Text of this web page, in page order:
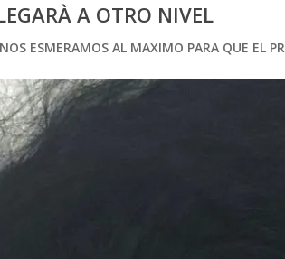
A OTRO NIVEL
ESMERAMOS AL MAXIMO PARA QUE EL